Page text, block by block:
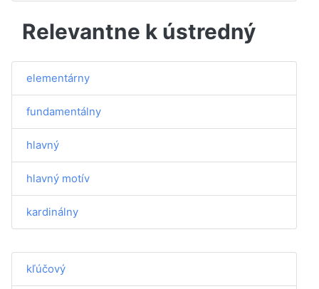
Relevantne k ústredný
elementárny
fundamentálny
hlavný
hlavný motív
kardinálny
kľúčový